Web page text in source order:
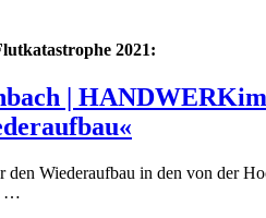
2021:
|
Wiederaufbau in den von der
…